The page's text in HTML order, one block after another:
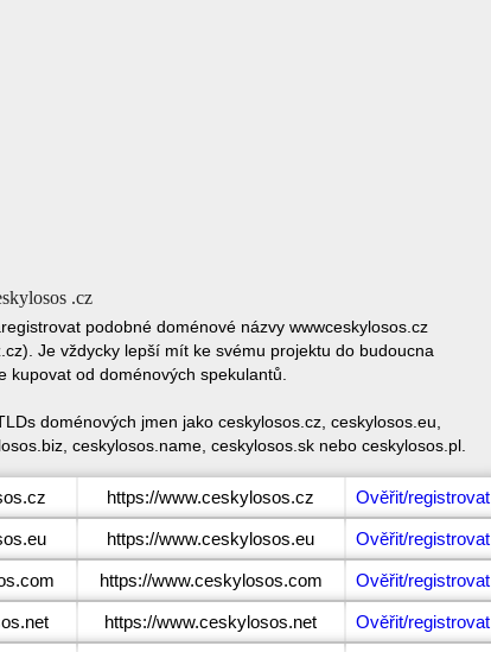
.cz
podobné doménové názvy wwwceskylosos.cz
Je vždycky lepší mít ke svému projektu do budoucna
od doménových spekulantů.
doménových jmen jako ceskylosos.cz, ceskylosos.eu,
ceskylosos.name, ceskylosos.sk nebo ceskylosos.pl.
https://www.ceskylosos.cz Ověřit/registrovat
https://www.ceskylosos.eu Ověřit/registrovat
https://www.ceskylosos.com Ověřit/registrovat
https://www.ceskylosos.net Ověřit/registrovat